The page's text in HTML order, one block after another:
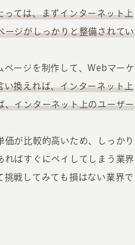
ては、まずインターネット上
ージがしっかりと整備されてい
ページを制作して、Webマーケ
い換えれば、インターネット上
、インターネット上のユーザー
が比較的高いため、しっかり
ればすぐにペイしてしまう業界
戦してみても損はない業界で